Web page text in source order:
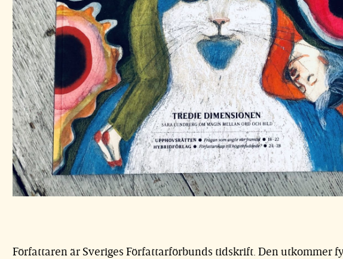
Författaren är Sveriges Författarförbunds tidskrift. Den utkommer